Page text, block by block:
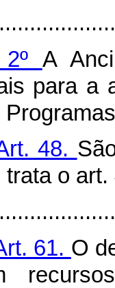
A
para a
48.
trata o
61. O